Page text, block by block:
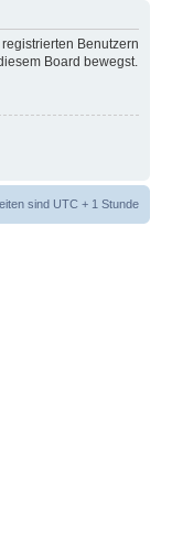
Benutzern
Board bewegst.
sind UTC + 1 Stunde